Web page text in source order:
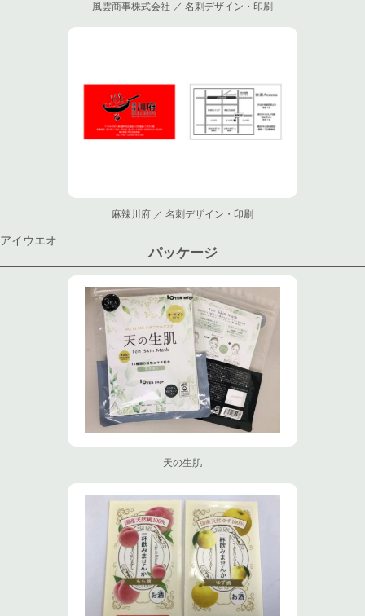
風雲商事株式会社 ／ 名刺デザイン・印刷
麻辣川府 ／ 名刺デザイン・印刷
アイウエオ
パッケージ
天の生肌